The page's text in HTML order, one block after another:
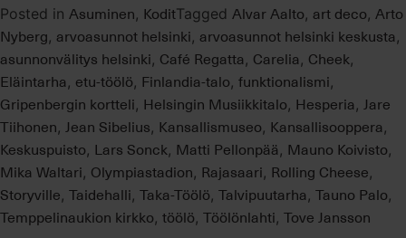
Posted in Asuminen, KoditTagged Alvar Aalto, art deco, Arto
Nyberg, arvoasunnot helsinki, arvoasunnot helsinki keskusta,
asunnonvälitys helsinki, Café Regatta, Carelia, Cheek,
Eläintarha, etu-töölö, Finlandia-talo, funktionalismi,
Gripenbergin kortteli, Helsingin Musiikkitalo, Hesperia, Jare
Tiihonen, Jean Sibelius, Kansallismuseo, Kansallisooppera,
Keskuspuisto, Lars Sonck, Matti Pellonpää, Mauno Koivisto,
Mika Waltari, Olympiastadion, Rajasaari, Rolling Cheese,
Storyville, Taidehalli, Taka-Töölö, Talvipuutarha, Tauno Palo,
Temppelinaukion kirkko, töölö, Töölönlahti, Tove Jansson